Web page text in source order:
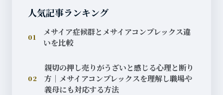
人気記事ランキング
01
メサイア症候群とメサイアコンプレックス違
いを比較
02
親切の押し売りがうざいと感じる心理と断り
方｜メサイアコンプレックスを理解し職場や
義母にも対応する方法